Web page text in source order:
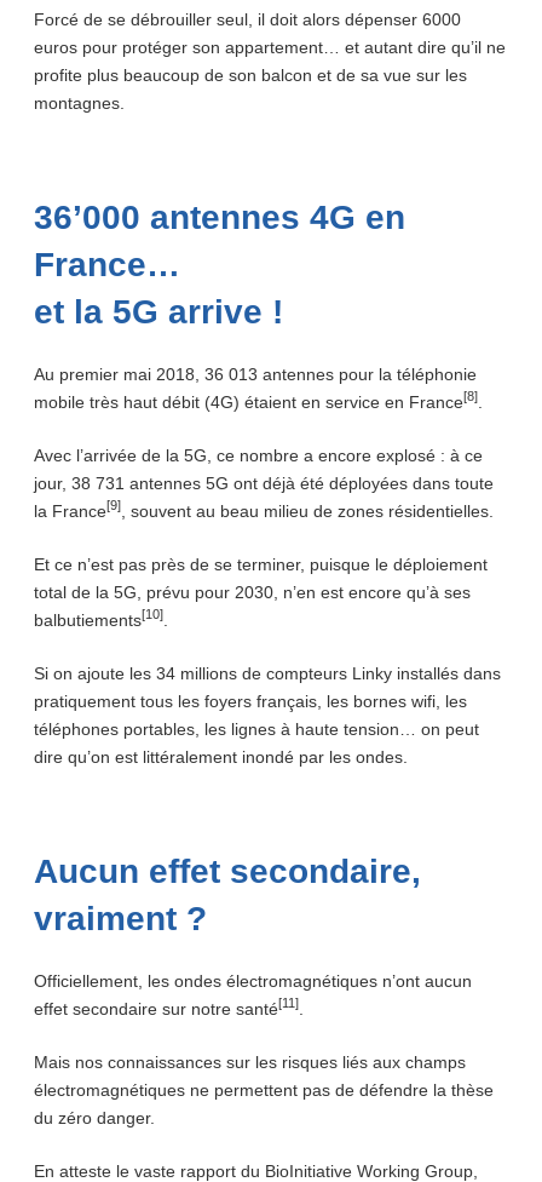
Forcé de se débrouiller seul, il doit alors dépenser 6000
euros pour protéger son appartement… et autant dire qu’il ne
profite plus beaucoup de son balcon et de sa vue sur les
montagnes.
36’000 antennes 4G en
France…
et la 5G arrive !
Au premier mai 2018, 36 013 antennes pour la téléphonie
mobile très haut débit (4G) étaient en service en France[8]
Avec l’arrivée de la 5G, ce nombre a encore explosé : à ce
jour, 38 731 antennes 5G ont déjà été déployées dans toute
la France[9] , souvent au beau milieu de zones résidentielles.
Et ce n’est pas près de se terminer, puisque le déploiement
total de la 5G, prévu pour 2030, n’en est encore qu’à ses
balbutiements[10]
Si on ajoute les 34 millions de compteurs Linky installés dans
pratiquement tous les foyers français, les bornes wifi, les
téléphones portables, les lignes à haute tension… on peut
dire qu’on est littéralement inondé par les ondes.
Aucun effet secondaire,
vraiment ?
Officiellement, les ondes électromagnétiques n’ont aucun
effet secondaire sur notre santé[11]
Mais nos connaissances sur les risques liés aux champs
électromagnétiques ne permettent pas de défendre la thèse
du zéro danger.
En atteste le vaste rapport du BioInitiative Working Group,